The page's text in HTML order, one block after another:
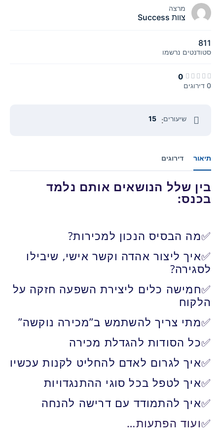
מרצה
צוות Success
811
סטודנטים נרשמו
0
0 דירוגים
שיעורים:
15
תיאור דירוגים
בין שלל הנושאים אותם נלמד
בכנס:
✅מה הבסיס הנכון למכירות?
✅איך ליצור אהדה וקשר אישי, שיבילו
לסגירה?
✅חמישה כלים ליצירת השפעה חזקה על
הלקוח
✅מתי צריך להשתמש ב”מכירה נוקשה”
✅כל הסודות להגדלת מכירה
✅איך לגרום לאדם להחליט לקנות עכשיו
✅איך לטפל בכל סוגי ההתנגדויות
✅איך להתמודד עם דרישה להנחה
✅ועוד הפתעות…